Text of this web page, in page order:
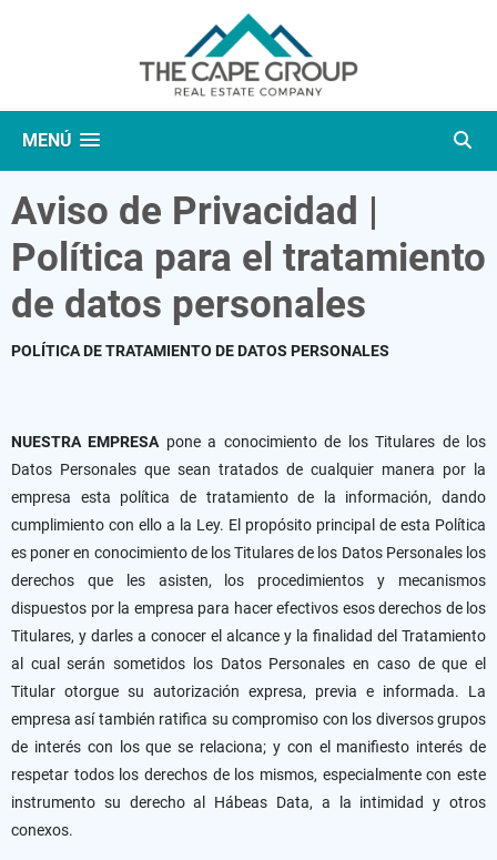
MENÚ
Aviso de Privacidad |
Política para el tratamiento
de datos personales
POLÍTICA DE TRATAMIENTO DE DATOS PERSONALES
NUESTRA EMPRESA pone a conocimiento de los Titulares de los
Datos Personales que sean tratados de cualquier manera por la
empresa esta política de tratamiento de la información, dando
cumplimiento con ello a la Ley. El propósito principal de esta Política
es poner en conocimiento de los Titulares de los Datos Personales los
derechos que les asisten, los procedimientos y mecanismos
dispuestos por la empresa para hacer efectivos esos derechos de los
Titulares, y darles a conocer el alcance y la finalidad del Tratamiento
al cual serán sometidos los Datos Personales en caso de que el
Titular otorgue su autorización expresa, previa e informada. La
empresa así también ratifica su compromiso con los diversos grupos
de interés con los que se relaciona; y con el manifiesto interés de
respetar todos los derechos de los mismos, especialmente con este
instrumento su derecho al Hábeas Data, a la intimidad y otros
conexos.